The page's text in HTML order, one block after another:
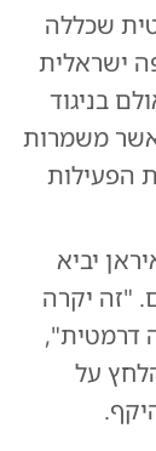
שכללה
ישראלית
בניגוד
משמרות
הפעילות
יביא
"זה יקרה
דרמטית",
על